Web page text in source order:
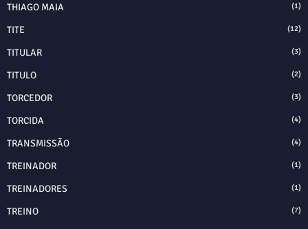
THIAGO MAIA (1)
TITE (12)
TITULAR (3)
TITULO (2)
TORCEDOR (3)
TORCIDA (4)
TRANSMISSÃO (4)
TREINADOR (1)
TREINADORES (1)
TREINO (7)